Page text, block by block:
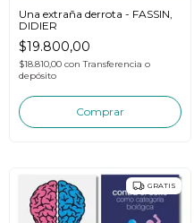
Una extraña derrota - FASSIN,
DIDIER
$19.800,00
$18.810,00 con Transferencia o
depósito
GRATIS